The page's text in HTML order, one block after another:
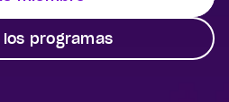
los programas